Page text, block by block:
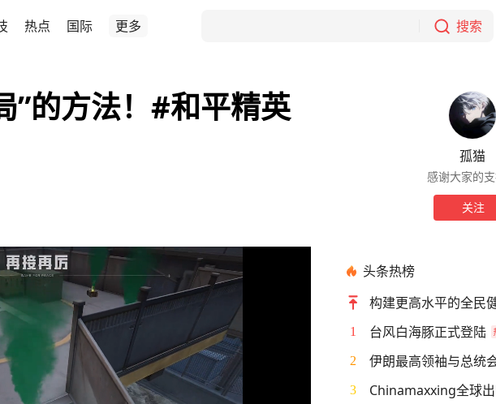
热点 国际 更多 搜索
”的方法！#和平精英
孤猫
感谢大家的支
关注
头条热榜
构建更高水平的全民
1 台风白海豚正式登陆
2 伊朗最高领袖与总统
3 Chinamaxxing全球